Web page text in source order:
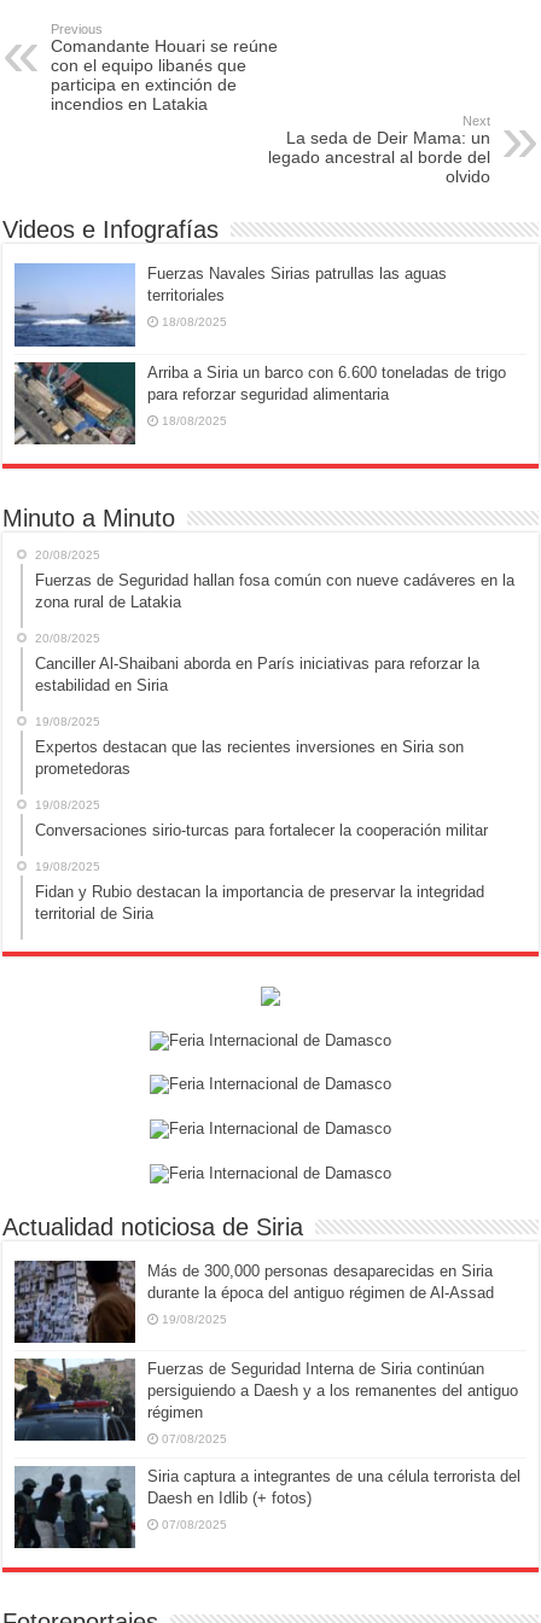
e
b
o
d
o
Previous
Comandante Houari se reúne
con el equipo libanés que
participa en extinción de
incendios en Latakia
Next
La seda de Deir Mama: un
legado ancestral al borde del
olvido
Videos e Infografías
Fuerzas Navales Sirias patrullas las aguas
territoriales
18/08/2025
Arriba a Siria un barco con 6.600 toneladas de trigo
para reforzar seguridad alimentaria
18/08/2025
Minuto a Minuto
20/08/2025
Fuerzas de Seguridad hallan fosa común con nueve cadáveres en la
zona rural de Latakia
20/08/2025
Canciller Al-Shaibani aborda en París iniciativas para reforzar la
estabilidad en Siria
19/08/2025
Expertos destacan que las recientes inversiones en Siria son
prometedoras
19/08/2025
Conversaciones sirio-turcas para fortalecer la cooperación militar
19/08/2025
Fidan y Rubio destacan la importancia de preservar la integridad
territorial de Siria
Actualidad noticiosa de Siria
Más de 300,000 personas desaparecidas en Siria
durante la época del antiguo régimen de Al-Assad
19/08/2025
Fuerzas de Seguridad Interna de Siria continúan
persiguiendo a Daesh y a los remanentes del antiguo
régimen
07/08/2025
Siria captura a integrantes de una célula terrorista del
Daesh en Idlib (+ fotos)
07/08/2025